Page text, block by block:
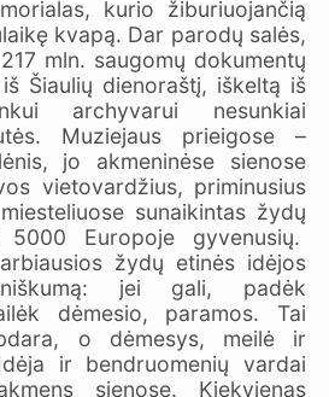
kurio žiburiuojančią
kvapą. Dar parodų salės,
mln. saugomų dokumentų
Šiaulių dienoraštį, iškeltą iš
archyvarui nesunkiai
Muziejaus prieigose –
jo akmeninėse sienose
vietovardžius, priminusius
sunaikintas žydų
5000 Europoje gyvenusių.
žydų etinės idėjos
jei gali, padėk
dėmesio, paramos. Tai
o dėmesys, meilė ir
ir bendruomenių vardai
sienose. Kiekvienas